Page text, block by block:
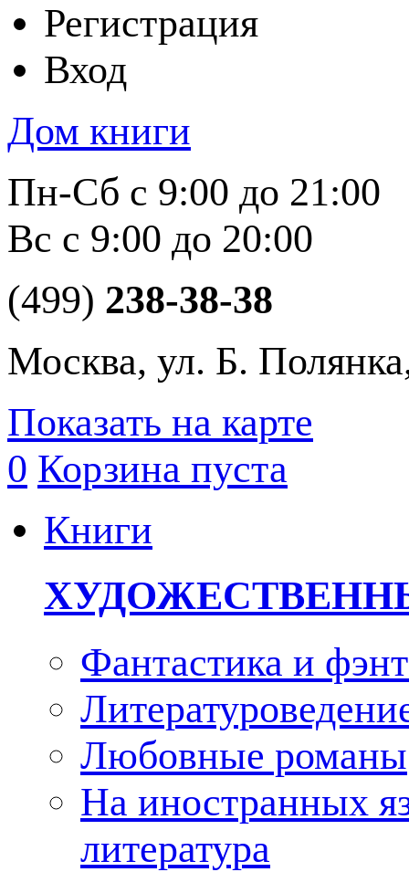
Регистрация
Вход
Дом книги
Пн-Сб с 9:00 до 21:00
Вс с 9:00 до 20:00
(499) 238-38-38
Москва, ул. Б.
Показать на карте
0 Корзина пуста
Книги
Фантастика и
Любовные романы
На иностранных
литература